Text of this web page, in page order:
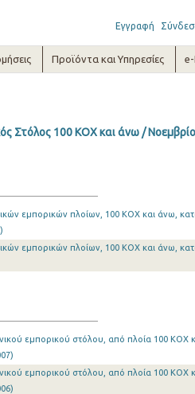
Εγγραφή
Προϊόντα και Υπηρεσίες
Στόλος 100 ΚΟΧ και άνω /
εμπορικών πλοίων, 100 ΚΟΧ και άνω,
εμπορικών πλοίων, 100 ΚΟΧ και άνω,
εμπορικού στόλου, από πλοία 100 ΚΟΧ
εμπορικού στόλου, από πλοία 100 ΚΟΧ